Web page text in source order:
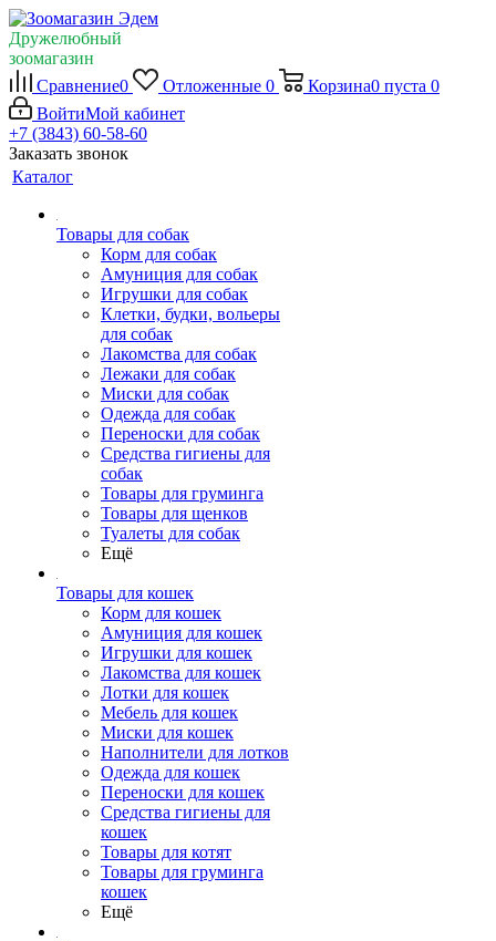
Дружелюбный
зоомагазин
Сравнение0 Отложенные 0 Корзина0 пуста 0
ВойтиМой кабинет
+7 (3843) 60-58-60
Заказать звонок
Каталог
Товары для собак
Корм для собак
Амуниция для собак
Игрушки для собак
Клетки, будки, вольеры
для собак
Лакомства для собак
Лежаки для собак
Миски для собак
Одежда для собак
Переноски для собак
Средства гигиены для
собак
Товары для груминга
Товары для щенков
Туалеты для собак
Ещё
Товары для кошек
Корм для кошек
Амуниция для кошек
Игрушки для кошек
Лакомства для кошек
Лотки для кошек
Мебель для кошек
Миски для кошек
Наполнители для лотков
Одежда для кошек
Переноски для кошек
Средства гигиены для
кошек
Товары для котят
Товары для груминга
кошек
Ещё